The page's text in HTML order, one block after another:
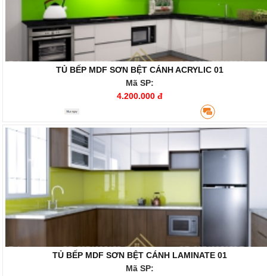
TỦ BẾP MDF SƠN BỆT CÁNH ACRYLIC 01
Mã SP:
4.200.000 đ
TỦ BẾP MDF SƠN BỆT CÁNH LAMINATE 01
Mã SP: